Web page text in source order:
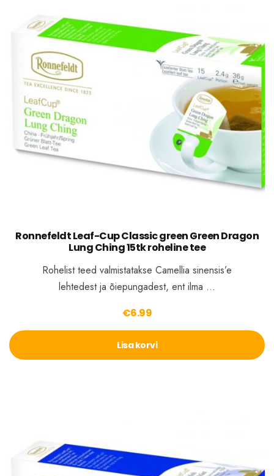
Ronnefeldt Leaf-Cup Classic green Green Dragon
Lung Ching 15tk roheline tee
Rohelist teed valmistatakse Camellia sinensis’e
lehtedest ja õiepungadest, ent ilma …
€6.99
Lisa korvi